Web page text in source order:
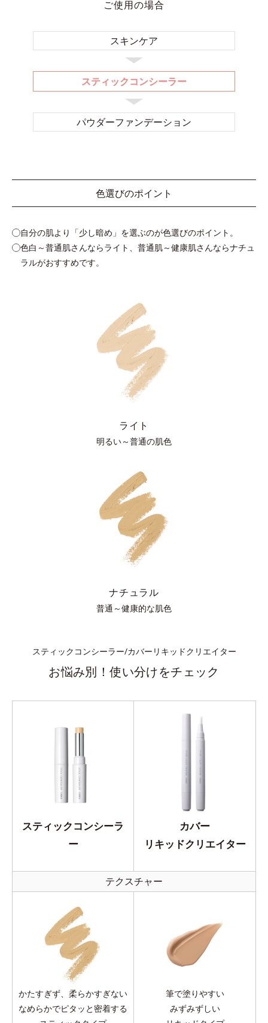
ご使用の場合
スキンケア
スティックコンシーラー
パウダーファンデーション
色選びのポイント
自分の肌より「少し暗め」を選ぶのが色選びのポイント。
色白～普通肌さんならライト、普通肌～健康肌さんならナチュ
ラルがおすすめです。
ライト
明るい～普通の肌色
ナチュラル
普通～健康的な肌色
スティックコンシーラー/カバーリキッドクリエイター
お悩み別！使い分けをチェック
スティックコンシーラ
ー
カバー
リキッドクリエイター
テクスチャー
かたすぎず、柔らかすぎない
なめらかでピタッと密着する
筆で塗りやすい
みずみずしい